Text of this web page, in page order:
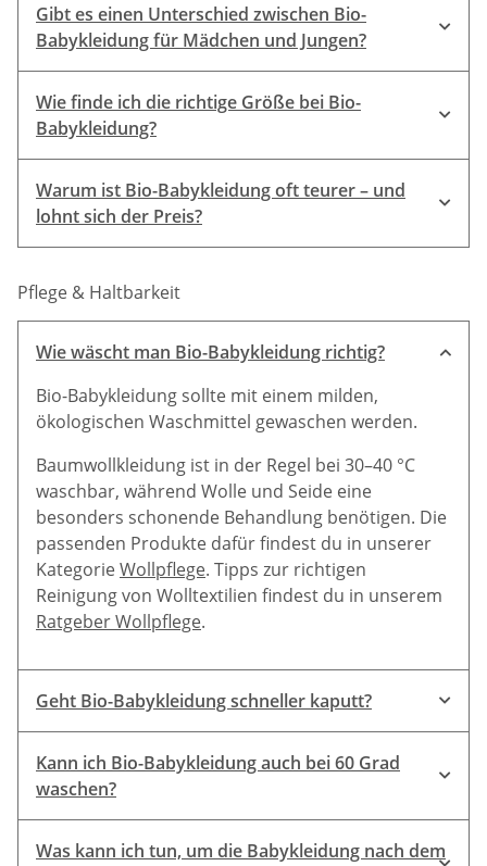
Gibt es einen Unterschied zwischen Bio-
Babykleidung für Mädchen und Jungen?
Wie finde ich die richtige Größe bei Bio-
Babykleidung?
unsereGrößentabellen
Warum ist Bio-Babykleidung oft teurer – und
lohnt sich der Preis?
Pflege & Haltbarkeit
Wie wäscht man Bio-Babykleidung richtig?
Bio-Babykleidung sollte mit einem milden,
ökologischen Waschmittel gewaschen werden.
Baumwollkleidung ist in der Regel bei 30–40 °C
waschbar, während Wolle und Seide eine
besonders schonende Behandlung benötigen. Die
passenden Produkte dafür findest du in unserer
KategorieWollpflege. Tipps zur richtigen
Reinigung von Wolltextilien findest du in unserem
Ratgeber Wollpflege.
Geht Bio-Babykleidung schneller kaputt?
Kann ich Bio-Babykleidung auch bei 60 Grad
waschen?
Was kann ich tun, um die Babykleidung nach dem